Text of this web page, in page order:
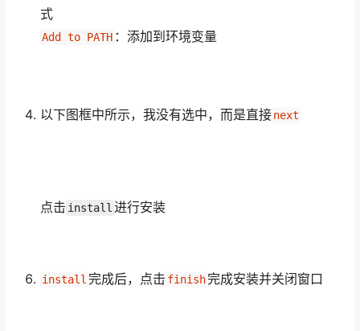
式
Add to PATH ：添加到环境变量
以下图框中所示，我没有选中，而是直接next
点击 install 进行安装
install 完成后，点击 finish完成安装并关闭窗口